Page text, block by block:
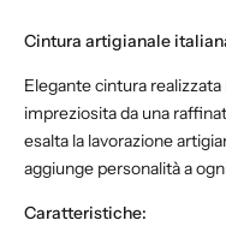
Cintura artigianale
Elegante cintura
impreziosita da una
esalta la lavorazione
aggiunge personalità a
Caratteristiche: